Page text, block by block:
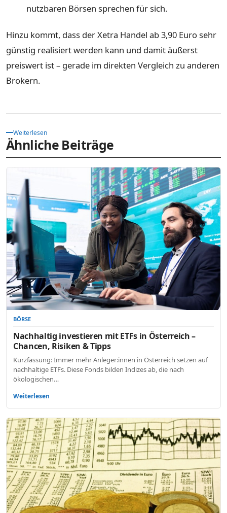
nutzbaren Börsen sprechen für sich.
Hinzu kommt, dass der Xetra Handel ab 3,90 Euro sehr
günstig realisiert werden kann und damit äußerst
preiswert ist – gerade im direkten Vergleich zu anderen
Brokern.
Weiterlesen
Ähnliche Beiträge
BÖRSE
Nachhaltig investieren mit ETFs in Österreich –
Chancen, Risiken & Tipps
Kurzfassung: Immer mehr Anleger:innen in Österreich setzen auf
nachhaltige ETFs. Diese Fonds bilden Indizes ab, die nach
ökologischen…
Weiterlesen